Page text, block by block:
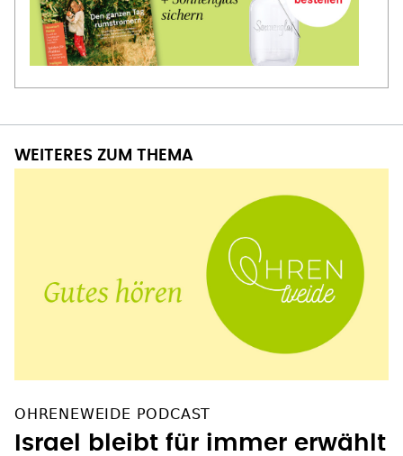
WEITERES ZUM THEMA
OHRENEWEIDE PODCAST
Israel bleibt für immer erwählt